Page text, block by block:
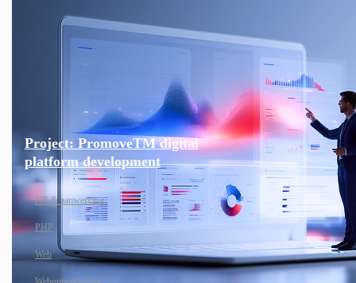
Project: PromoveTM digital
platform development
HR & aanwerving
PHP
Web